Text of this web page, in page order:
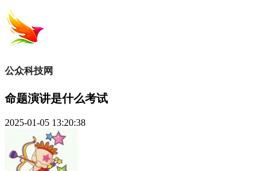
公众科技网
命题演讲是什么考试
2025-01-05 13:20:38